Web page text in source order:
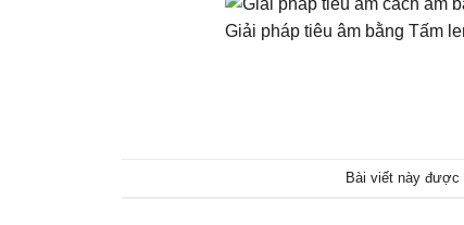
Giải pháp tiêu âm bằng Tấm
Bài viết này được